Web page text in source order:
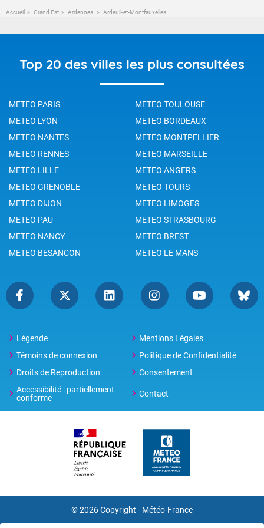
Accueil Grand Est Ardennes Ardeuil-et-Montfauxelles
Top 20 des villes les plus consultées
METEO PARIS
METEO TOULOUSE
METEO LYON
METEO BORDEAUX
METEO NANTES
METEO MONTPELLIER
METEO RENNES
METEO MARSEILLE
METEO LILLE
METEO ANGERS
METEO GRENOBLE
METEO TOURS
METEO DIJON
METEO LIMOGES
METEO PAU
METEO STRASBOURG
METEO NANCY
METEO BREST
METEO BESANCON
METEO LE MANS
Légende
Mentions Légales
Témoins de connexion
Politique de Confidentialité
Droits de Reproduction
Consentement
Accessibilité : partiellement
conforme
Contact
© 2026 Copyright - Météo-France